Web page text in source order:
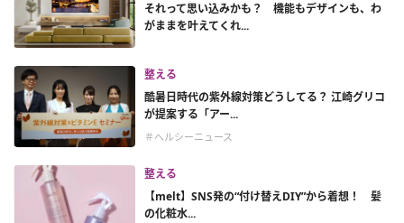
それって思い込みかも？ 機能もデザインも、わ
がままを叶えてくれ...
整える
酷暑日時代の紫外線対策どうしてる？ 江崎グリコ
が提案する「アー...
＃ヘルシーニュース
整える
【melt】SNS発の“付け替えDIY”から着想！ 髪
の化粧水...